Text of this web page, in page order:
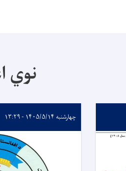
نوي
چهارشنبه ۱۴۰۵/۵/۱۴ - ۱۳:۲۹